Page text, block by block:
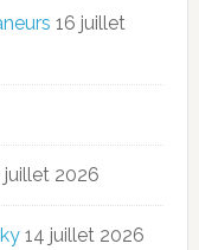
16 juillet
juillet 2026
14 juillet 2026